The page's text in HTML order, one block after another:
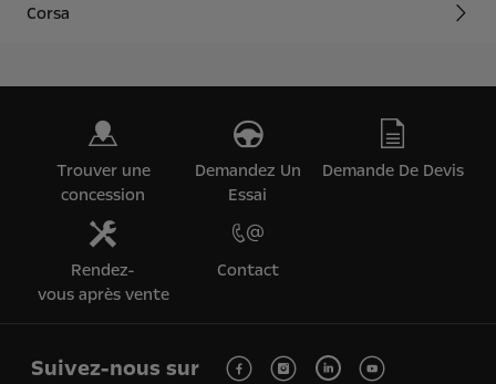
Corsa
Trouver une
concession
Demandez Un
Essai
Demande De Devis
Rendez-
vous après vente
Contact
Suivez-nous sur